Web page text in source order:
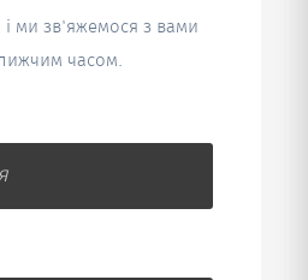
ми зв'яжемося з вами
часом.